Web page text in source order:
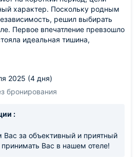
характер. Поскольку родным
решил выбирать
Первое впечатление превзошло
идеальная тишина,
полностью, расходы
2025 (4 дня)
бронирования
:
Вас за объективный и приятный
Вас в нашем отеле!